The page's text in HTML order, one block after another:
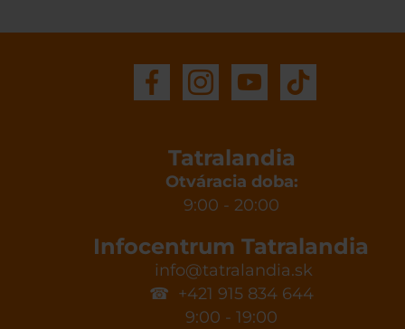
Tatralandia
Otváracia doba:
9:00 - 20:00
Infocentrum Tatralandia
info@tatralandia.sk
☎ +421 915 834 644
9:00 - 19:00